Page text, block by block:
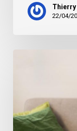
Thierry
22/04/